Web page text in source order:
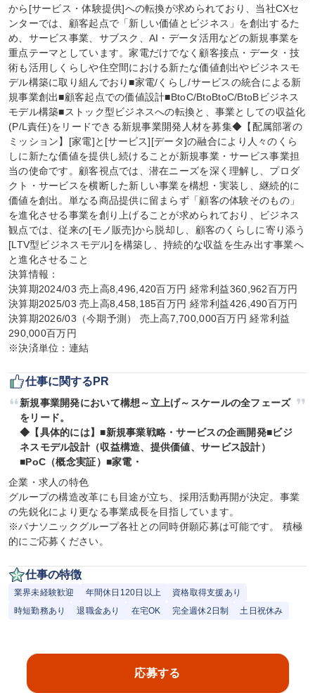
から[サービス・体験提供]への転換が求められており、当社CXセ
ンターでは、顧客起点で「新しい価値とビジネス」を創出するた
め、サービス事業、サブスク、AI・データ活用などの新規事業を
重点テーマとしています。家電だけでなく顧客接点・データ・技
術も活用しくらしや住空間における新たな価値創出やビジネスモ
デル構築に取り組んでおり■家電/くらし/サービスの統合による新
規事業創出■顧客起点での価値設計■BtoC/BtoBtoC/BtoBビジネス
モデル構築■ストック型ビジネスへの転換と、事業としての収益化
(P/L責任)をリードできる新規事業開発人材を募集◆【配属部署の
ミッション】[家電]と[サービス][データ]の融合により人々のくら
しに新たな価値を提供し続けることが新規事業・サービス事業担
当の使命です。顧客視点では、潜在ニーズを深く理解し、プロダ
クト・サービスを横断した新しい事業を構想・実装し、継続的に
価値を創出。単なる商品提供に留まらず「顧客の体験そのもの」
を進化させる事業を創り上げることが求められており、ビジネス
観点では、従来の[モノ販売]から脱却し、顧客のくらしに寄り添う
[LTV型ビジネスモデル]を構築し、持続的な収益を生み出す事業へ
と進化させること
決算情報：
決算期2024/03 売上高8,496,420百万円 経常利益360,962百万円
決算期2025/03 売上高8,458,185百万円 経常利益426,490百万円
決算期2026/03（今期予測） 売上高7,700,000百万円 経常利益
290,000百万円
※決済単位：連結
仕事に関するPR
新規事業開発において構想～立上げ～スケールの全フェーズ
をリード。
◆【具体的には】■新規事業戦略・サービスの企画開発■ビジ
ネスモデル設計（収益構造、提供価値、サービス設計）
■PoC（概念実証）■家電・
企業・求人の特色
グループの構造改革にも目途が立ち、採用活動再開が決定。事業
の先鋭化により更なる事業成長を目指しています。
※パナソニックグループ各社との同時併願応募は可能です。 積極
的にご応募ください。
仕事の特徴
業界未経験歓迎 年間休日120日以上
資格取得支援あり
時短勤務あり
退職金あり 在宅OK 完全週休2日制 土日祝休み
応募する